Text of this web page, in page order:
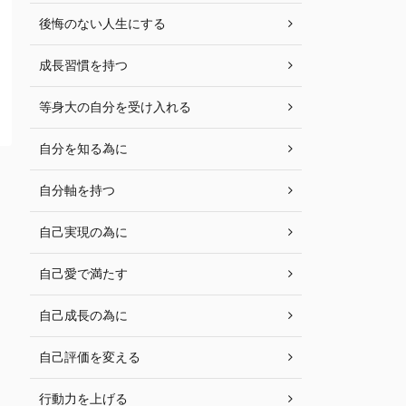
後悔のない人生にする
成長習慣を持つ
等身大の自分を受け入れる
自分を知る為に
自分軸を持つ
自己実現の為に
自己愛で満たす
自己成長の為に
自己評価を変える
行動力を上げる